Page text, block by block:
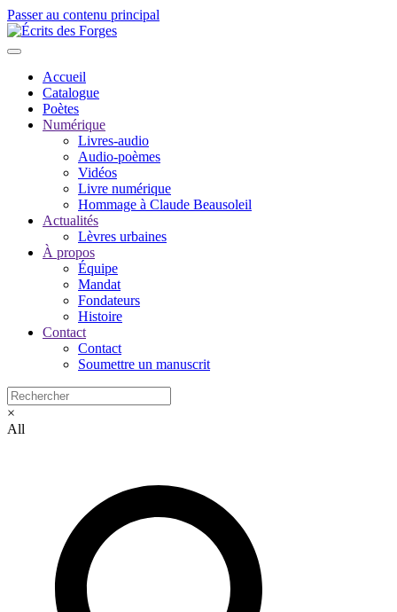
Passer au contenu principal
Accueil
Catalogue
Poètes
Numérique
Livres-audio
Audio-poèmes
Vidéos
Livre numérique
Hommage à Claude Beausoleil
Actualités
Lèvres urbaines
À propos
Équipe
Mandat
Fondateurs
Histoire
Contact
Contact
Soumettre un manuscrit
×
All